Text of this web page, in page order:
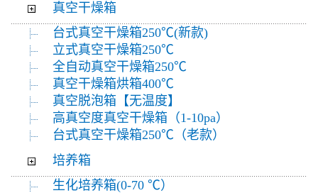
真空干燥箱
台式真空干燥箱250℃(新款)
立式真空干燥箱250℃
全自动真空干燥箱250℃
真空干燥箱烘箱400℃
真空脱泡箱【无温度】
高真空度真空干燥箱（1-10pa）
台式真空干燥箱250℃（老款）
培养箱
生化培养箱(0-70 ℃）